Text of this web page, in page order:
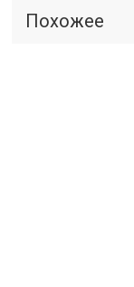
Похожее